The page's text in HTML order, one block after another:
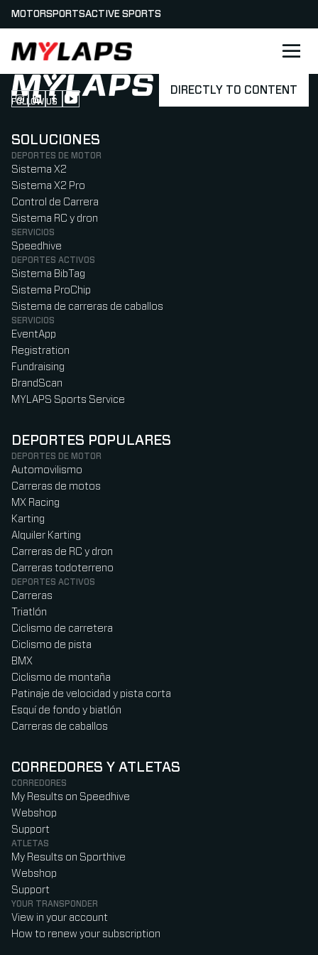
DIRECTLY TO CONTENT
LOGO MYLAPS - ESPANA
MOTORSPORTSACTIVE SPORTS
FOLLOW US
Follow us on Instagram (Opens in new tab)
Follow us on LinkedIn (Opens in new tab)
Follow us on Facebook (Opens in new tab)
Follow us on YouTube (Opens in new tab)
SOLUCIONES
DEPORTES DE MOTOR
Sistema X2
Sistema X2 Pro
Control de Carrera
Sistema RC y dron
SERVICIOS
Speedhive
DEPORTES ACTIVOS
Sistema BibTag
Sistema ProChip
Sistema de carreras de caballos
SERVICIOS
EventApp
Registration
Fundraising
BrandScan
MYLAPS Sports Service
DEPORTES POPULARES
DEPORTES DE MOTOR
Automovilismo
Carreras de motos
MX Racing
Karting
Alquiler Karting
Carreras de RC y dron
Carreras todoterreno
DEPORTES ACTIVOS
Carreras
Triatlón
Ciclismo de carretera
Ciclismo de pista
BMX
Ciclismo de montaña
Patinaje de velocidad y pista corta
Esquí de fondo y biatlón
Carreras de caballos
CORREDORES Y ATLETAS
CORREDORES
My Results on Speedhive
Webshop
Support
ATLETAS
My Results on Sporthive
Webshop
Support
YOUR TRANSPONDER
View in your account
How to renew your subscription